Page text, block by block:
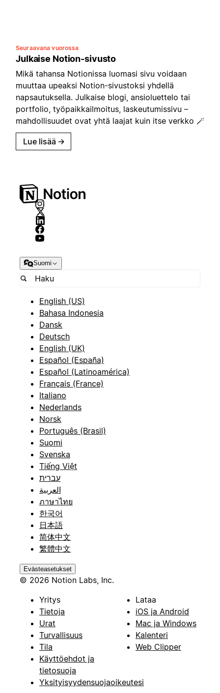
Seuraavana vuorossa
Julkaise Notion-sivusto
Mikä tahansa Notionissa luomasi sivu voidaan
muuttaa upeaksi Notion-sivustoksi yhdellä
napsautuksella. Julkaise blogi, ansioluettelo tai
portfolio, työpaikkailmoitus, laskeutumissivu –
mahdollisuudet ovat yhtä laajat kuin itse verkko 🪄
Lue lisää →
Suomi
English (US)
Bahasa Indonesia
Dansk
Deutsch
English (UK)
Español (España)
Español (Latinoamérica)
Français (France)
Italiano
Nederlands
Norsk
Português (Brasil)
Suomi
Svenska
Tiếng Việt
עברית
العربية
ภาษาไทย
한국어
日本語
简体中文
繁體中文
Evästeasetukset
© 2026 Notion Labs, Inc.
Yritys
Tietoja
Urat
Turvallisuus
Tila
Käyttöehdot ja
tietosuoja
Yksityisyydensuojaoikeutesi
Lataa
iOS ja Android
Mac ja Windows
Kalenteri
Web Clipper